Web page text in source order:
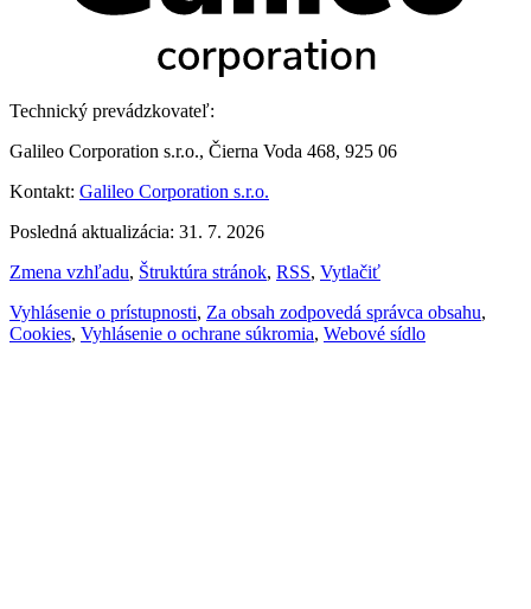
Technický prevádzkovateľ:
Galileo Corporation s.r.o., Čierna Voda 468, 925 06
Kontakt: Galileo Corporation s.r.o.
Posledná aktualizácia: 31. 7. 2026
Zmena vzhľadu, Štruktúra stránok, RSS, Vytlačiť
Vyhlásenie o prístupnosti, Za obsah zodpovedá správca obsahu,
Cookies, Vyhlásenie o ochrane súkromia, Webové sídlo